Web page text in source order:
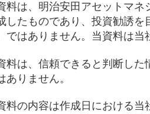
料は、明治安田アセットマ
したものであり、投資勧誘
ではありません。当資料は当
料は、信頼できると判断し
ありません。
料の内容は作成日における